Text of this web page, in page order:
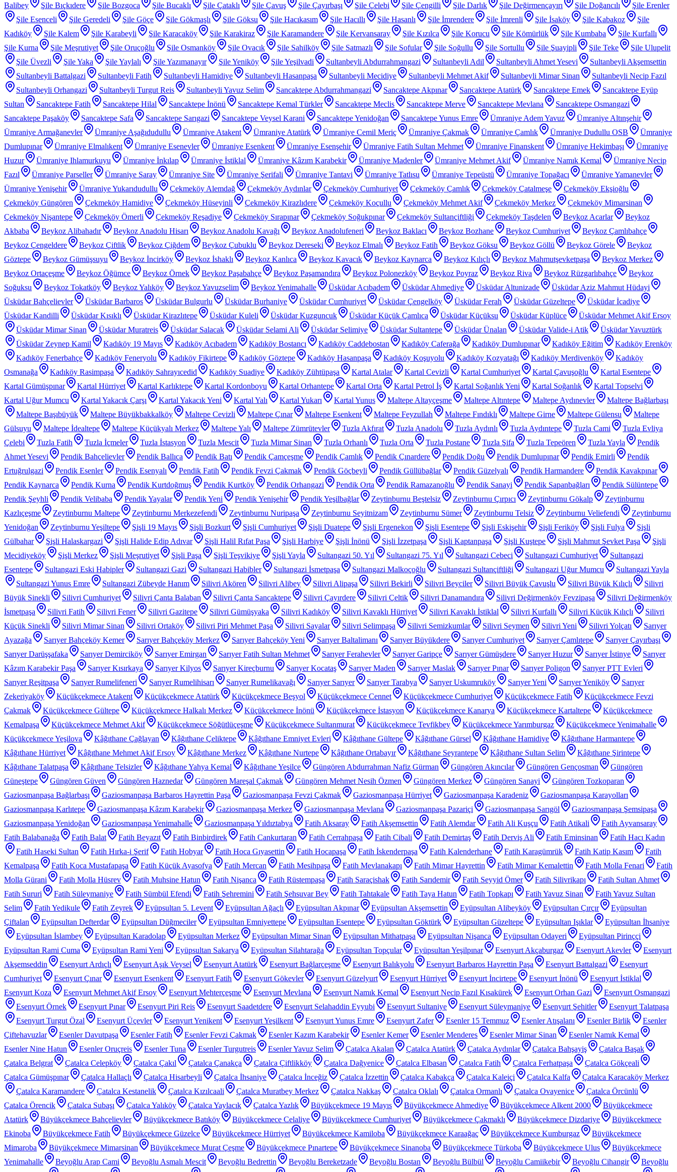
Balibey
Şile Bıçkıdere Şile Bozgoca Şile Bucaklı Şile Çataklı Şile Çavuş Şile Çayırbaşı Şile Çelebi Şile Çengilli Şile Darlık Şile Değirmençayırı Şile Doğancılı
Şile Erenler
Şile Esenceli
Şile Geredeli Şile Göçe Şile Gökmaşlı Şile Göksu Şile Hacıkasım Şile Hacıllı Şile Hasanlı Şile İmrendere Şile İmrenli Şile İsaköy Şile Kabakoz
Şile
Kadıköy
Şile Kalem Şile Karabeyli Şile Karacaköy Şile Karakiraz Şile Karamandere Şile Kervansaray Şile Kızılca Şile Korucu Şile Kömürlük Şile Kumbaba
Şile Kurfallı
Şile Kurna
Şile Meşrutiyet Şile Oruçoğlu Şile Osmanköy Şile Ovacık Şile Sahilköy Şile Satmazlı Şile Sofular Şile Soğullu Şile Sortullu Şile Şuayipli Şile Teke
Şile Ulupelit
Şile Üvezli
Şile Yaka Şile Yaylalı Şile Yazımanayır Şile Yeniköy Şile Yeşilvadi Sultanbeyli Abdurrahmangazi Sultanbeyli Adil Sultanbeyli Ahmet Yesevi
Sultanbeyli Akşemsettin
Sultanbeyli Battalgazi
Sultanbeyli Fatih Sultanbeyli Hamidiye Sultanbeyli Hasanpaşa Sultanbeyli Mecidiye Sultanbeyli Mehmet Akif Sultanbeyli Mimar Sinan
Sultanbeyli Necip Fazıl
Sultanbeyli Orhangazi
Sultanbeyli Turgut Reis Sultanbeyli Yavuz Selim Sancaktepe Abdurrahmangazi Sancaktepe Akpınar Sancaktepe Atatürk Sancaktepe Emek
Sancaktepe Eyüp
Sultan
Sancaktepe Fatih Sancaktepe Hilal Sancaktepe İnönü Sancaktepe Kemal Türkler Sancaktepe Meclis Sancaktepe Merve Sancaktepe Mevlana
Sancaktepe Osmangazi
Sancaktepe Paşaköy
Sancaktepe Safa Sancaktepe Sarıgazi Sancaktepe Veysel Karani Sancaktepe Yenidoğan Sancaktepe Yunus Emre Ümraniye Adem Yavuz
Ümraniye Altınşehir
Ümraniye Armağanevler
Ümraniye Aşağıdudullu Ümraniye Atakent Ümraniye Atatürk Ümraniye Cemil Meriç Ümraniye Çakmak Ümraniye Çamlık Ümraniye Dudullu OSB
Ümraniye
Dumlupınar
Ümraniye Elmalıkent Ümraniye Esenevler Ümraniye Esenkent Ümraniye Esenşehir Ümraniye Fatih Sultan Mehmet Ümraniye Finanskent Ümraniye Hekimbaşı
Ümraniye
Huzur
Ümraniye Ihlamurkuyu Ümraniye İnkılap Ümraniye İstiklal Ümraniye Kâzım Karabekir Ümraniye Madenler Ümraniye Mehmet Akif Ümraniye Namık Kemal
Ümraniye Necip
Fazıl
Ümraniye Parseller Ümraniye Saray Ümraniye Site Ümraniye Şerifali Ümraniye Tantavi Ümraniye Tatlısu Ümraniye Tepeüstü Ümraniye Topağacı
Ümraniye Yamanevler
Ümraniye Yenişehir
Ümraniye Yukarıdudullu Çekmeköy Alemdağ Çekmeköy Aydınlar Çekmeköy Cumhuriyet Çekmeköy Çamlık Çekmeköy Çatalmeşe
Çekmeköy Ekşioğlu
Çekmeköy Güngören
Çekmeköy Hamidiye Çekmeköy Hüseyinli Çekmeköy Kirazlıdere Çekmeköy Koçullu Çekmeköy Mehmet Akif Çekmeköy Merkez
Çekmeköy Mimarsinan
Çekmeköy Nişantepe
Çekmeköy Ömerli Çekmeköy Reşadiye Çekmeköy Sırapınar Çekmeköy Soğukpınar Çekmeköy Sultançiftliği Çekmeköy Taşdelen Beykoz Acarlar
Beykoz
Akbaba
Beykoz Alibahadır Beykoz Anadolu Hisarı Beykoz Anadolu Kavağı Beykoz Anadolufeneri Beykoz Baklacı Beykoz Bozhane Beykoz Cumhuriyet
Beykoz Çamlıbahçe
Beykoz Çengeldere
Beykoz Çiftlik Beykoz Çiğdem Beykoz Çubuklu Beykoz Dereseki Beykoz Elmalı Beykoz Fatih Beykoz Göksu Beykoz Göllü Beykoz Görele
Beykoz
Göztepe
Beykoz Gümüşsuyu Beykoz İncirköy Beykoz İshaklı Beykoz Kanlıca Beykoz Kavacık Beykoz Kaynarca Beykoz Kılıçlı Beykoz Mahmutşevketpaşa
Beykoz Merkez
Beykoz Ortaçeşme
Beykoz Öğümce Beykoz Örnek Beykoz Paşabahçe Beykoz Paşamandıra Beykoz Polonezköy Beykoz Poyraz Beykoz Riva Beykoz Rüzgarlıbahçe
Beykoz
Soğuksu
Beykoz Tokatköy Beykoz Yalıköy Beykoz Yavuzselim Beykoz Yenimahalle Üsküdar Acıbadem Üsküdar Ahmediye Üsküdar Altunizade
Üsküdar Aziz Mahmut Hüdayi
Üsküdar Bahçelievler
Üsküdar Barbaros Üsküdar Bulgurlu Üsküdar Burhaniye Üsküdar Cumhuriyet Üsküdar Çengelköy Üsküdar Ferah Üsküdar Güzeltepe
Üsküdar İcadiye
Üsküdar Kandilli
Üsküdar Kısıklı Üsküdar Kirazlıtepe Üsküdar Kuleli Üsküdar Kuzguncuk Üsküdar Küçük Çamlıca Üsküdar Küçüksu Üsküdar Küplüce
Üsküdar Mehmet Akif Ersoy
Üsküdar Mimar Sinan
Üsküdar Muratreis Üsküdar Salacak Üsküdar Selami Ali Üsküdar Selimiye Üsküdar Sultantepe Üsküdar Ünalan Üsküdar Valide-i Atik
Üsküdar Yavuztürk
Üsküdar Zeynep Kamil
Kadıköy 19 Mayıs Kadıköy Acıbadem Kadıköy Bostancı Kadıköy Caddebostan Kadıköy Caferağa Kadıköy Dumlupınar Kadıköy Eğitim
Kadıköy Erenköy
Kadıköy Fenerbahçe
Kadıköy Feneryolu Kadıköy Fikirtepe Kadıköy Göztepe Kadıköy Hasanpaşa Kadıköy Koşuyolu Kadıköy Kozyatağı Kadıköy Merdivenköy
Kadıköy
Osmanağa
Kadıköy Rasimpaşa Kadıköy Sahrayıcedid Kadıköy Suadiye Kadıköy Zühtüpaşa Kartal Atalar Kartal Cevizli Kartal Cumhuriyet Kartal Çavuşoğlu
Kartal Esentepe
Kartal Gümüşpınar
Kartal Hürriyet Kartal Karlıktepe Kartal Kordonboyu Kartal Orhantepe Kartal Orta Kartal Petrol İş Kartal Soğanlık Yeni Kartal Soğanlık
Kartal Topselvi
Kartal Uğur Mumcu
Kartal Yakacık Çarşı Kartal Yakacık Yeni Kartal Yalı Kartal Yukarı Kartal Yunus Maltepe Altayçeşme Maltepe Altıntepe Maltepe Aydınevler
Maltepe Bağlarbaşı
Maltepe Başıbüyük
Maltepe Büyükbakkalköy Maltepe Cevizli Maltepe Çınar Maltepe Esenkent Maltepe Feyzullah Maltepe Fındıklı Maltepe Girne Maltepe Gülensu
Maltepe
Gülsuyu
Maltepe İdealtepe Maltepe Küçükyalı Merkez Maltepe Yalı Maltepe Zümrütevler Tuzla Akfırat Tuzla Anadolu Tuzla Aydınlı Tuzla Aydıntepe Tuzla Cami
Tuzla Evliya
Çelebi
Tuzla Fatih Tuzla İçmeler Tuzla İstasyon Tuzla Mescit Tuzla Mimar Sinan Tuzla Orhanlı Tuzla Orta Tuzla Postane Tuzla Şifa Tuzla Tepeören Tuzla Yayla
Pendik
Ahmet Yesevi
Pendik Bahçelievler Pendik Ballıca Pendik Batı Pendik Çamçeşme Pendik Çamlık Pendik Çınardere Pendik Doğu Pendik Dumlupınar Pendik Emirli
Pendik
Ertuğrulgazi
Pendik Esenler Pendik Esenyalı Pendik Fatih Pendik Fevzi Çakmak Pendik Göçbeyli Pendik Güllübağlar Pendik Güzelyalı Pendik Harmandere
Pendik Kavakpınar
Pendik Kaynarca
Pendik Kurna Pendik Kurtdoğmuş Pendik Kurtköy Pendik Orhangazi Pendik Orta Pendik Ramazanoğlu Pendik Sanayi Pendik Sapanbağları
Pendik Sülüntepe
Pendik Şeyhli
Pendik Velibaba Pendik Yayalar Pendik Yeni Pendik Yenişehir Pendik Yeşilbağlar Zeytinburnu Beştelsiz Zeytinburnu Çırpıcı Zeytinburnu Gökalp
Zeytinburnu
Kazlıçeşme
Zeytinburnu Maltepe Zeytinburnu Merkezefendi Zeytinburnu Nuripaşa Zeytinburnu Seyitnizam Zeytinburnu Sümer Zeytinburnu Telsiz Zeytinburnu Veliefendi
Zeytinburnu
Yenidoğan
Zeytinburnu Yeşiltepe Şişli 19 Mayıs Şişli Bozkurt Şişli Cumhuriyet Şişli Duatepe Şişli Ergenekon Şişli Esentepe Şişli Eskişehir Şişli Feriköy Şişli Fulya
Şişli
Gülbahar
Şişli Halaskargazi Şişli Halide Edip Adıvar Şişli Halil Rıfat Paşa Şişli Harbiye Şişli İnönü Şişli İzzetpaşa Şişli Kaptanpaşa Şişli Kuştepe Şişli Mahmut Şevket Paşa
Şişli
Mecidiyeköy
Şişli Merkez Şişli Meşrutiyet Şişli Paşa Şişli Teşvikiye Şişli Yayla Sultangazi 50. Yıl Sultangazi 75. Yıl Sultangazi Cebeci Sultangazi Cumhuriyet
Sultangazi
Esentepe
Sultangazi Eski Habipler Sultangazi Gazi Sultangazi Habibler Sultangazi İsmetpaşa Sultangazi Malkoçoğlu Sultangazi Sultançiftliği Sultangazi Uğur Mumcu
Sultangazi Yayla
Sultangazi Yunus Emre
Sultangazi Zübeyde Hanım Silivri Akören Silivri Alibey Silivri Alipaşa Silivri Bekirli Silivri Beyciler Silivri Büyük Çavuşlu Silivri Büyük Kılıçlı
Silivri
Büyük Sinekli
Silivri Cumhuriyet Silivri Çanta Balaban Silivri Çanta Sancaktepe Silivri Çayırdere Silivri Çeltik Silivri Danamandıra Silivri Değirmenköy Fevzipaşa
Silivri Değirmenköy
İsmetpaşa
Silivri Fatih Silivri Fener Silivri Gazitepe Silivri Gümüşyaka Silivri Kadıköy Silivri Kavaklı Hürriyet Silivri Kavaklı İstiklal Silivri Kurfallı Silivri Küçük Kılıçlı
Silivri
Küçük Sinekli
Silivri Mimar Sinan Silivri Ortaköy Silivri Piri Mehmet Paşa Silivri Sayalar Silivri Selimpaşa Silivri Semizkumlar Silivri Seymen Silivri Yeni Silivri Yolçatı
Sarıyer
Ayazağa
Sarıyer Bahçeköy Kemer Sarıyer Bahçeköy Merkez Sarıyer Bahçeköy Yeni Sarıyer Baltalimanı Sarıyer Büyükdere Sarıyer Cumhuriyet Sarıyer Çamlıtepe
Sarıyer Çayırbaşı
Sarıyer Darüşşafaka
Sarıyer Demirciköy Sarıyer Emirgan Sarıyer Fatih Sultan Mehmet Sarıyer Ferahevler Sarıyer Garipçe Sarıyer Gümüşdere Sarıyer Huzur Sarıyer İstinye
Sarıyer
Kâzım Karabekir Paşa
Sarıyer Kısırkaya Sarıyer Kilyos Sarıyer Kireçburnu Sarıyer Kocataş Sarıyer Maden Sarıyer Maslak Sarıyer Pınar Sarıyer Poligon
Sarıyer PTT Evleri
Sarıyer Reşitpaşa
Sarıyer Rumelifeneri Sarıyer Rumelihisarı Sarıyer Rumelikavağı Sarıyer Sarıyer Sarıyer Tarabya Sarıyer Uskumruköy Sarıyer Yeni Sarıyer Yeniköy
Sarıyer
Zekeriyaköy
Küçükçekmece Atakent Küçükçekmece Atatürk Küçükçekmece Beşyol Küçükçekmece Cennet Küçükçekmece Cumhuriyet Küçükçekmece Fatih
Küçükçekmece Fevzi
Çakmak
Küçükçekmece Gültepe Küçükçekmece Halkalı Merkez Küçükçekmece İnönü Küçükçekmece İstasyon Küçükçekmece Kanarya Küçükçekmece Kartaltepe
Küçükçekmece
Kemalpaşa
Küçükçekmece Mehmet Akif Küçükçekmece Söğütlüçeşme Küçükçekmece Sultanmurat Küçükçekmece Tevfikbey Küçükçekmece Yarımburgaz
Küçükçekmece Yenimahalle
Küçükçekmece Yeşilova
Kâğıthane Çağlayan Kâğıthane Çeliktepe Kâğıthane Emniyet Evleri Kâğıthane Gültepe Kâğıthane Gürsel Kâğıthane Hamidiye
Kâğıthane Harmantepe
Kâğıthane Hürriyet
Kâğıthane Mehmet Akif Ersoy Kâğıthane Merkez Kâğıthane Nurtepe Kâğıthane Ortabayır Kâğıthane Seyrantepe Kâğıthane Sultan Selim
Kâğıthane Şirintepe
Kâğıthane Talatpaşa
Kâğıthane Telsizler Kâğıthane Yahya Kemal Kâğıthane Yeşilce Güngören Abdurrahman Nafiz Gürman Güngören Akıncılar Güngören Gençosman
Güngören
Güneştepe
Güngören Güven Güngören Haznedar Güngören Mareşal Çakmak Güngören Mehmet Nesih Özmen Güngören Merkez Güngören Sanayi
Güngören Tozkoparan
Gaziosmanpaşa Bağlarbaşı
Gaziosmanpaşa Barbaros Hayrettin Paşa Gaziosmanpaşa Fevzi Çakmak Gaziosmanpaşa Hürriyet Gaziosmanpaşa Karadeniz
Gaziosmanpaşa Karayolları
Gaziosmanpaşa Karlıtepe
Gaziosmanpaşa Kâzım Karabekir Gaziosmanpaşa Merkez Gaziosmanpaşa Mevlana Gaziosmanpaşa Pazariçi Gaziosmanpaşa Sarıgöl
Gaziosmanpaşa Şemsipaşa
Gaziosmanpaşa Yenidoğan
Gaziosmanpaşa Yenimahalle Gaziosmanpaşa Yıldıztabya Fatih Aksaray Fatih Akşemsettin Fatih Alemdar Fatih Ali Kuşçu Fatih Atikali
Fatih Ayvansaray
Fatih Balabanağa
Fatih Balat Fatih Beyazıt Fatih Binbirdirek Fatih Cankurtaran Fatih Cerrahpaşa Fatih Cibali Fatih Demirtaş Fatih Derviş Ali Fatih Eminsinan
Fatih Hacı Kadın
Fatih Haseki Sultan
Fatih Hırka-i Şerif Fatih Hobyar Fatih Hoca Gıyasettin Fatih Hocapaşa Fatih İskenderpaşa Fatih Kalenderhane Fatih Karagümrük Fatih Katip Kasım
Fatih
Kemalpaşa
Fatih Koca Mustafapaşa Fatih Küçük Ayasofya Fatih Mercan Fatih Mesihpaşa Fatih Mevlanakapı Fatih Mimar Hayrettin Fatih Mimar Kemalettin Fatih Molla Fenari
Fatih
Molla Gürani
Fatih Molla Hüsrev Fatih Muhsine Hatun Fatih Nişanca Fatih Rüstempaşa Fatih Saraçishak Fatih Sarıdemir Fatih Seyyid Ömer Fatih Silivrikapı
Fatih Sultan Ahmet
Fatih Sururi
Fatih Süleymaniye Fatih Sümbül Efendi Fatih Şehremini Fatih Şehsuvar Bey Fatih Tahtakale Fatih Taya Hatun Fatih Topkapı Fatih Yavuz Sinan
Fatih Yavuz Sultan
Selim
Fatih Yedikule Fatih Zeyrek Eyüpsultan 5. Levent Eyüpsultan Ağaçlı Eyüpsultan Akpınar Eyüpsultan Akşemsettin Eyüpsultan Alibeyköy Eyüpsultan Çırçır
Eyüpsultan
Çiftalan
Eyüpsultan Defterdar Eyüpsultan Düğmeciler Eyüpsultan Emniyettepe Eyüpsultan Esentepe Eyüpsultan Göktürk Eyüpsultan Güzeltepe Eyüpsultan Işıklar
Eyüpsultan İhsaniye
Eyüpsultan İslambey
Eyüpsultan Karadolap Eyüpsultan Merkez Eyüpsultan Mimar Sinan Eyüpsultan Mithatpaşa Eyüpsultan Nişanca Eyüpsultan Odayeri
Eyüpsultan Pirinççi
Eyüpsultan Rami Cuma
Eyüpsultan Rami Yeni Eyüpsultan Sakarya Eyüpsultan Silahtarağa Eyüpsultan Topçular Eyüpsultan Yeşilpınar Esenyurt Akçaburgaz Esenyurt Akevler
Esenyurt
Akşemseddin
Esenyurt Ardıçlı Esenyurt Aşık Veysel Esenyurt Atatürk Esenyurt Bağlarçeşme Esenyurt Balıkyolu Esenyurt Barbaros Hayrettin Paşa Esenyurt Battalgazi
Esenyurt
Cumhuriyet
Esenyurt Çınar Esenyurt Esenkent Esenyurt Fatih Esenyurt Gökevler Esenyurt Güzelyurt Esenyurt Hürriyet Esenyurt İncirtepe Esenyurt İnönü
Esenyurt İstiklal
Esenyurt Koza
Esenyurt Mehmet Akif Ersoy Esenyurt Mehterçeşme Esenyurt Mevlana Esenyurt Namık Kemal Esenyurt Necip Fazıl Kısakürek Esenyurt Orhan Gazi
Esenyurt Osmangazi
Esenyurt Örnek
Esenyurt Pınar Esenyurt Piri Reis Esenyurt Saadetdere Esenyurt Selahaddin Eyyubi Esenyurt Sultaniye Esenyurt Süleymaniye Esenyurt Şehitler
Esenyurt Talatpaşa
Esenyurt Turgut Özal
Esenyurt Üçevler Esenyurt Yenikent Esenyurt Yeşilkent Esenyurt Yunus Emre Esenyurt Zafer Esenler 15 Temmuz Esenler Atışalanı Esenler Birlik
Esenler
Çiftehavuzlar
Esenler Davutpaşa Esenler Fatih Esenler Fevzi Çakmak Esenler Kazım Karabekir Esenler Kemer Esenler Menderes Esenler Mimar Sinan
Esenler Namık Kemal
Esenler Nine Hatun
Esenler Oruçreis Esenler Tuna Esenler Turgutreis Esenler Yavuz Selim Çatalca Akalan Çatalca Atatürk Çatalca Aydınlar Çatalca Bahşayiş
Çatalca Başak
Çatalca Belgrat
Çatalca Celepköy Çatalca Çakıl Çatalca Çanakça Çatalca Çiftlikköy Çatalca Dağyenice Çatalca Elbasan Çatalca Fatih Çatalca Ferhatpaşa
Çatalca Gökçeali
Çatalca Gümüşpınar
Çatalca Hallaçlı Çatalca Hisarbeyli Çatalca İhsaniye Çatalca İnceğiz Çatalca İzzettin Çatalca Kabakça Çatalca Kaleiçi Çatalca Kalfa
Çatalca Karacaköy Merkez
Çatalca Karamandere
Çatalca Kestanelik Çatalca Kızılcaali Çatalca Muratbey Merkez Çatalca Nakkaş Çatalca Oklalı Çatalca Ormanlı Çatalca Ovayenice
Çatalca Örcünlü
Çatalca Örencik
Çatalca Subaşı Çatalca Yalıköy Çatalca Yaylacık Çatalca Yazlık Büyükçekmece 19 Mayıs Büyükçekmece Ahmediye Büyükçekmece Alkent 2000
Büyükçekmece
Atatürk
Büyükçekmece Bahçelievler Büyükçekmece Batıköy Büyükçekmece Celaliye Büyükçekmece Cumhuriyet Büyükçekmece Çakmaklı Büyükçekmece Dizdariye
Büyükçekmece
Ekinoba
Büyükçekmece Fatih Büyükçekmece Güzelce Büyükçekmece Hürriyet Büyükçekmece Kamiloba Büyükçekmece Karaağaç Büyükçekmece Kumburgaz
Büyükçekmece
Mimaroba
Büyükçekmece Mimarsinan Büyükçekmece Murat Çeşme Büyükçekmece Pınartepe Büyükçekmece Sinanoba Büyükçekmece Türkoba Büyükçekmece Ulus
Büyükçekmece
Yenimahalle
Beyoğlu Arap Cami Beyoğlu Asmalı Mescit Beyoğlu Bedrettin Beyoğlu Bereketzade Beyoğlu Bostan Beyoğlu Bülbül Beyoğlu Camiikebir Beyoğlu Cihangir
Beyoğlu